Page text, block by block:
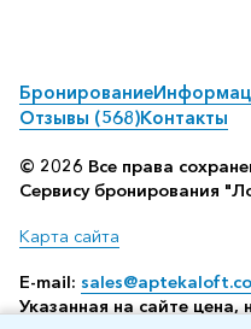
Бронирование
Отзывы (568)Контакты
© 2026 Все права
Сервису бронирования
Карта сайта
E-mail:
Указанная на сайте цена,